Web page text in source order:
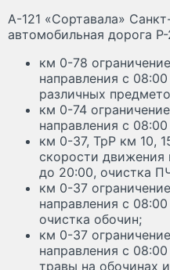
А-121 «Сортавала»
автомобильная дорога Р-
км 0-78
направления с
различных
км 0-74
направления с
км 0-37, ТрР км 10,
скорости движения
до 20:00, очистка
км 0-37
направления с
очистка обочин;
км 0-37
направления с
травы на обочинах